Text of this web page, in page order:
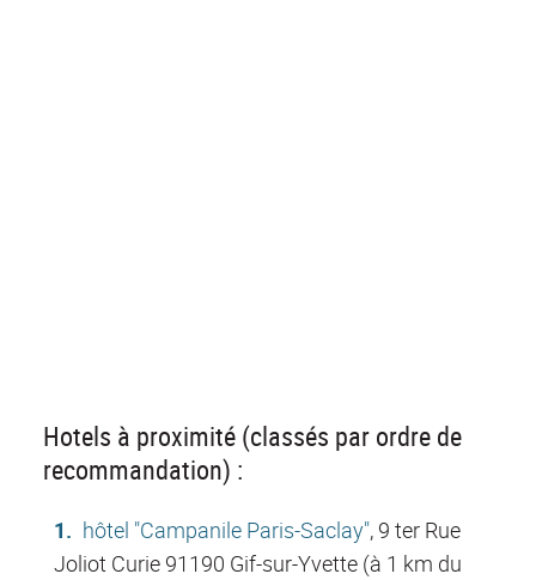
Hotels à proximité (classés par ordre de
recommandation) :
hôtel "Campanile Paris-Saclay", 9 ter Rue
Joliot Curie 91190 Gif-sur-Yvette (à 1 km du